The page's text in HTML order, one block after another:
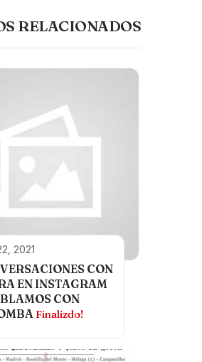
RELACIONADOS
2021
CON
EN INSTAGRAM
CON
Finalizdo!